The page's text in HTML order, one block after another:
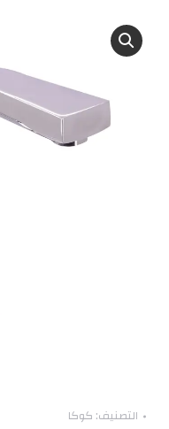
التصنيف: كوكا